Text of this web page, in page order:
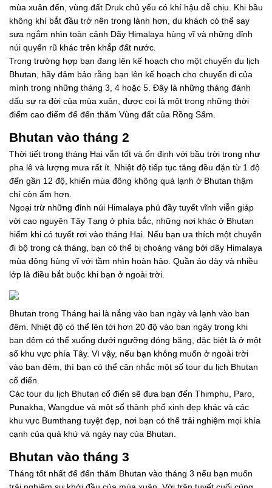
mùa xuân đến, vùng đất Druk chủ yếu có khí hậu dễ chịu. Khi bầu
không khí bắt đầu trở nên trong lành hơn, du khách có thể say
sưa ngắm nhìn toàn cảnh Dãy Himalaya hùng vĩ và những đỉnh
núi quyến rũ khác trên khắp đất nước.
Trong trường hợp bạn đang lên kế hoạch cho một chuyến du lịch
Bhutan, hãy đảm bảo rằng bạn lên kế hoạch cho chuyến đi của
mình trong những tháng 3, 4 hoặc 5. Đây là những tháng đánh
dấu sự ra đời của mùa xuân, được coi là một trong những thời
điểm cao điểm để đến thăm Vùng đất của Rồng Sấm.
Bhutan vào tháng 2
Thời tiết trong tháng Hai vẫn tốt và ổn định với bầu trời trong như
pha lê và lượng mưa rất ít. Nhiệt độ tiếp tục tăng đều đặn từ 1 độ
đến gần 12 độ, khiến mùa đông không quá lạnh ở Bhutan thậm
chí còn ấm hơn.
Ngoại trừ những đỉnh núi Himalaya phủ đầy tuyết vĩnh viễn giáp
với cao nguyên Tây Tạng ở phía bắc, những nơi khác ở Bhutan
hiếm khi có tuyết rơi vào tháng Hai. Nếu bạn ưa thích một chuyến
đi bộ trong cả tháng, bạn có thể bị choáng váng bởi dãy Himalaya
mùa đông hùng vĩ với tầm nhìn hoàn hảo. Quần áo dày và nhiều
lớp là điều bắt buộc khi bạn ở ngoài trời.
Bhutan trong Tháng hai là nắng vào ban ngày và lạnh vào ban
đêm. Nhiệt độ có thể lên tới hơn 20 độ vào ban ngày trong khi
ban đêm có thể xuống dưới ngưỡng đóng băng, đặc biệt là ở một
số khu vực phía Tây. Vì vậy, nếu bạn không muốn ở ngoài trời
vào ban đêm, thì bạn có thể cân nhắc một số tour du lịch Bhutan
cổ điển.
Các tour du lịch Bhutan cổ điển sẽ đưa bạn đến Thimphu, Paro,
Punakha, Wangdue và một số thành phố xinh đẹp khác và các
khu vực Bumthang tuyệt đẹp, nơi bạn có thể trải nghiệm mọi khía
cạnh của quá khứ và ngày nay của Bhutan.
Bhutan vào tháng 3
Tháng tốt nhất để đến thăm Bhutan vào tháng 3 nếu bạn muốn